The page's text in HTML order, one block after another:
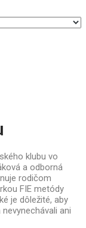
klubu vo
a odborná
rodičom
FIE metódy
je dôležité, aby
ani